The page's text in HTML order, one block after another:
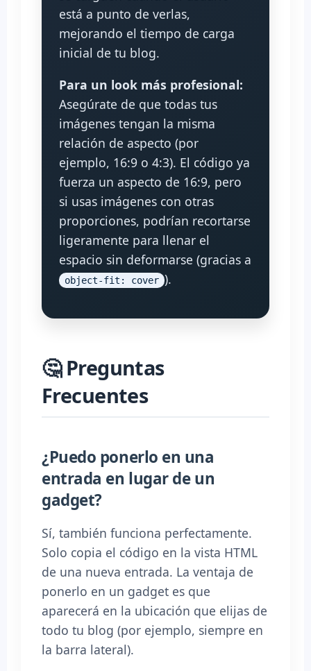
está a punto de verlas,
mejorando el tiempo de carga
inicial de tu blog.
Para un look más profesional:
Asegúrate de que todas tus
imágenes tengan la misma
relación de aspecto (por
ejemplo, 16:9 o 4:3). El código ya
fuerza un aspecto de 16:9, pero
si usas imágenes con otras
proporciones, podrían recortarse
ligeramente para llenar el
espacio sin deformarse (gracias a
object-fit: cover ).
🤔 Preguntas
Frecuentes
¿Puedo ponerlo en una
entrada en lugar de un
gadget?
Sí, también funciona perfectamente.
Solo copia el código en la vista HTML
de una nueva entrada. La ventaja de
ponerlo en un gadget es que
aparecerá en la ubicación que elijas de
todo tu blog (por ejemplo, siempre en
la barra lateral).